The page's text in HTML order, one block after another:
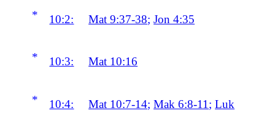
* 10:2: Mat 9:37-38;Jon 4:35
* 10:3: Mat 10:16
* 10:4: Mat 10:7-14;Mak 6:8-11 ;Luk